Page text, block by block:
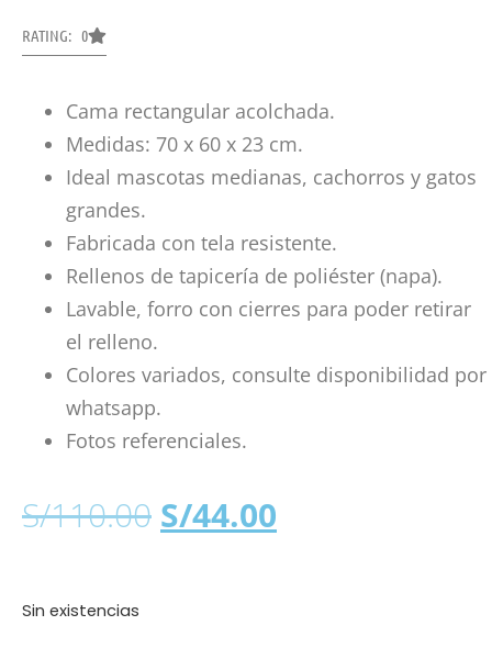
RATING: 0
Cama rectangular acolchada.
Medidas: 70 x 60 x 23 cm.
Ideal mascotas medianas, cachorros y gatos
grandes.
Fabricada con tela resistente.
Rellenos de tapicería de poliéster (napa).
Lavable, forro con cierres para poder retirar
el relleno.
Colores variados, consulte disponibilidad por
whatsapp.
Fotos referenciales.
S/110.00 S/44.00
Sin existencias